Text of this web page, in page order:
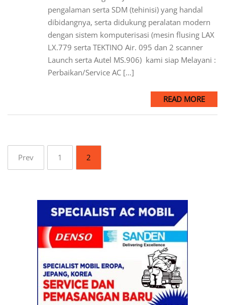
pengalaman serta SDM (tehinisi) yang handal
dibidangnya, serta didukung peralatan modern
dengan sistem komputerisasi (mesin flusing LAX
LX.779 serta TEKTINO Air. 095 dan 2 scanner
Launch serta Autel MS.906) kami siap Melayani :
Perbaikan/Service AC […]
READ MORE
Prev 1 2